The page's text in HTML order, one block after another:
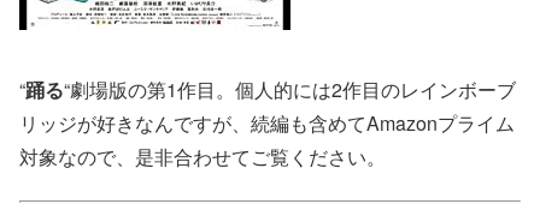
“踊る“劇場版の第1作目。個人的には2作目のレインボーブ
リッジが好きなんですが、続編も含めてAmazonプライム
対象なので、是非合わせてご覧ください。